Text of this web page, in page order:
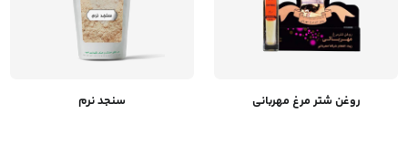
روغن شتر مرغ مهربانی سنجد نرم